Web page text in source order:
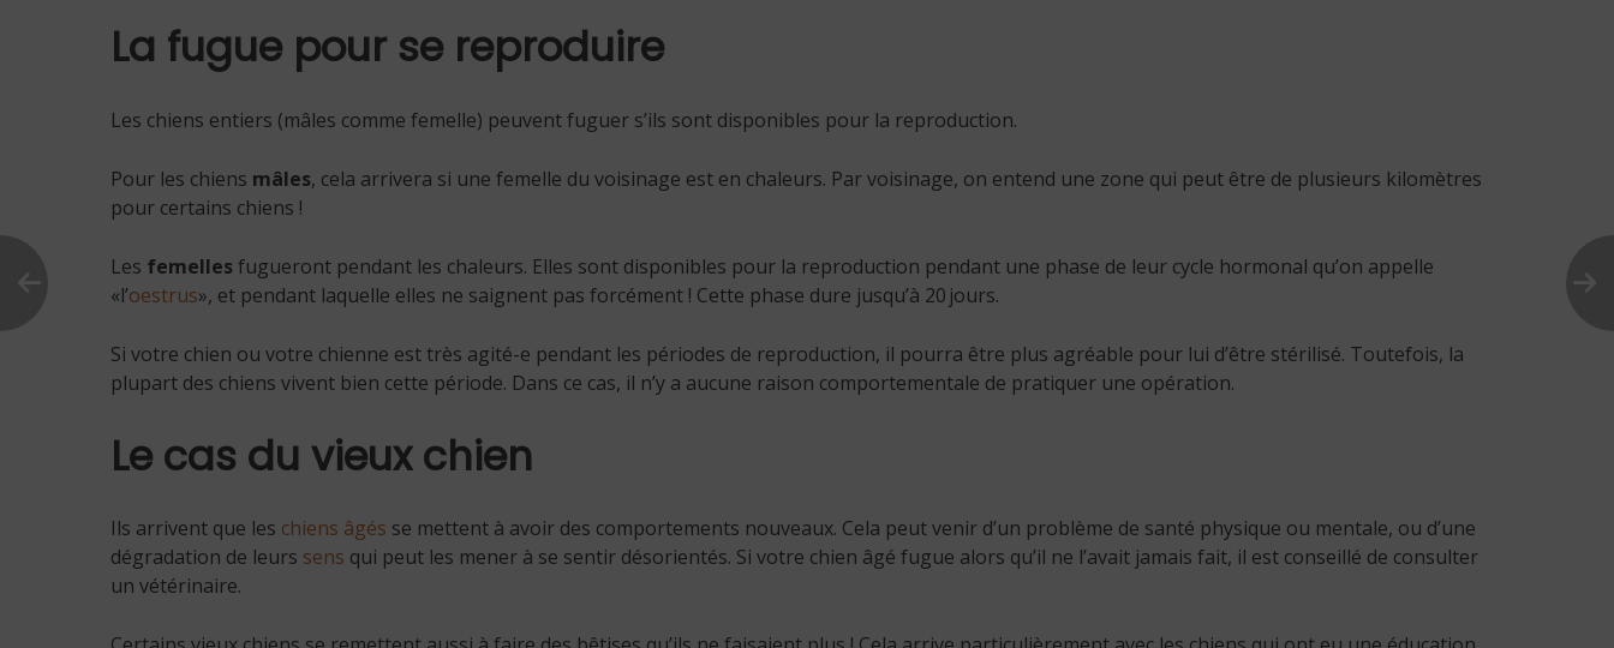
La fugue pour se reproduire
Les chiens entiers (mâles comme femelle) peuvent fuguer s’ils sont disponibles pour la reproduction.
Pour les chiens mâles, cela arrivera si une femelle du voisinage est en chaleurs. Par voisinage, on entend une zone qui peut être de plusieurs kilomètres
pour certains chiens !
Les femellesfugueront pendant les chaleurs. Elles sont disponibles pour la reproduction pendant une phase de leur cycle hormonal qu’on appelle
«l’oestrus», et pendant laquelle elles ne saignent pas forcément ! Cette phase dure jusqu’à 20 jours.
Si votre chien ou votre chienne est très agité-e pendant les périodes de reproduction, il pourra être plus agréable pour lui d’être stérilisé. Toutefois, la
plupart des chiens vivent bien cette période. Dans ce cas, il n’y a aucune raison comportementale de pratiquer une opération.
Le cas du vieux chien
Ils arrivent que les chiens âgés se mettent à avoir des comportements nouveaux. Cela peut venir d’un problème de santé physique ou mentale, ou d’une
dégradation de leurs sens qui peut les mener à se sentir désorientés. Si votre chien âgé fugue alors qu’il ne l’avait jamais fait, il est conseillé de consulter
un vétérinaire.